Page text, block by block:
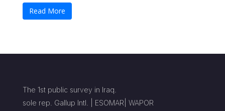
Read More
The 1st public survey in Iraq.
sole rep. Gallup Intl. | ESOMAR| WAPOR